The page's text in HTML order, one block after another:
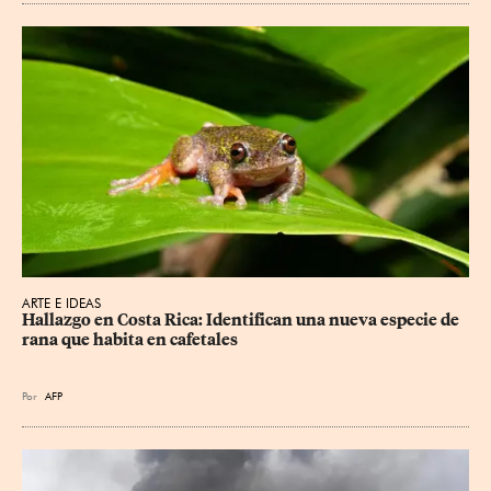
ARTE E IDEAS
Hallazgo en Costa Rica: Identifican una nueva especie de
rana que habita en cafetales
Por AFP